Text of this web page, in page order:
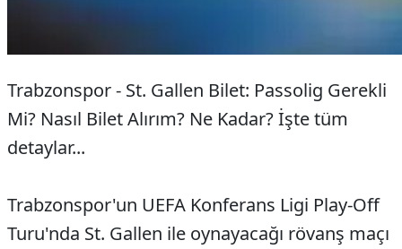
Trabzonspor - St. Gallen Bilet: Passolig Gerekli
Mi? Nasıl Bilet Alırım? Ne Kadar? İşte tüm
detaylar...
Trabzonspor'un UEFA Konferans Ligi Play-Off
Turu'nda St. Gallen ile oynayacağı rövanş maçı